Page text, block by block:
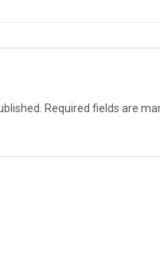
Required fields are